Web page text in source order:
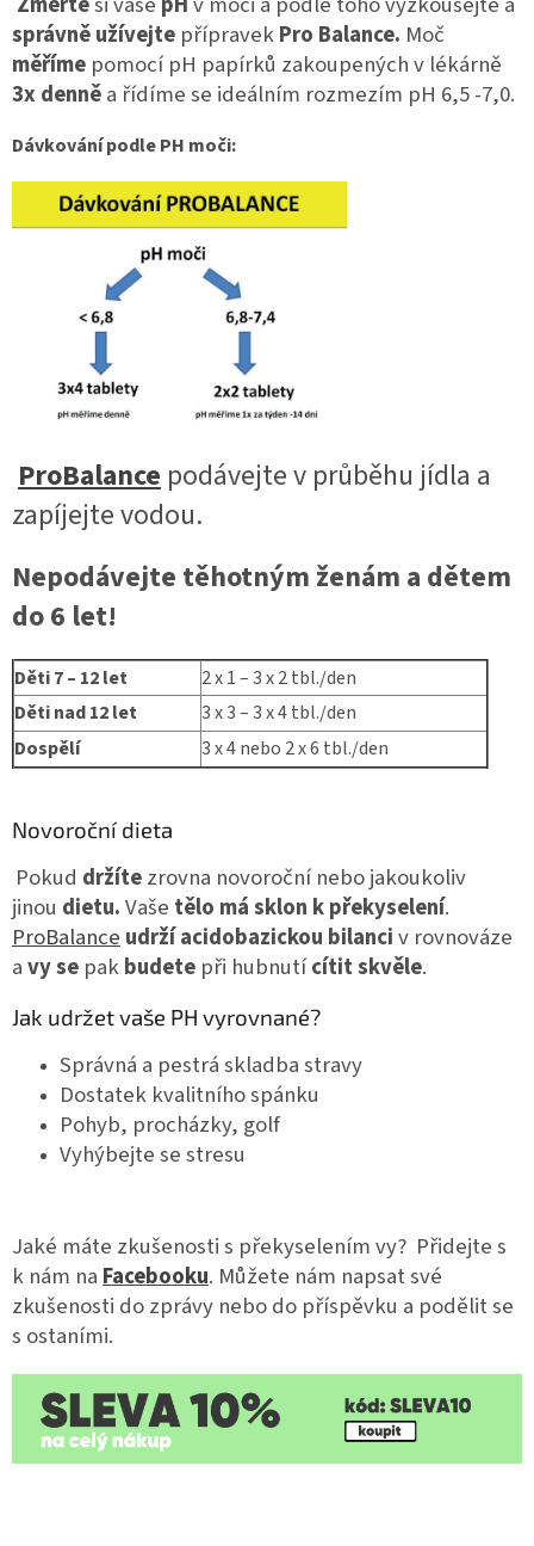
správně užívejte přípravekPro Balance. Moč
měříme pomocí pH papírků zakoupených v lékárně
3x denněa řídíme se ideálním rozmezím pH 6,5 -7,0.
Dávkování podle PH moči:
ProBalance podávejte v průběhu jídla a
zapíjejte vodou.
Nepodávejte těhotným ženám a dětem
do 6 let!
Děti 7 – 12 let
2 x 1 – 3 x 2 tbl./den
Děti nad 12 let
3 x 3 – 3 x 4 tbl./den
Dospělí
3 x 4 nebo 2 x 6 tbl./den
Novoroční dieta
Pokud držítezrovna novoroční nebo jakoukoliv
jinou dietu.Vaše tělo má sklon k překyselení.
ProBalance udrží acidobazickou bilanciv rovnováze
avyse pakbudete při hubnutícítit skvěle.
Jak udržet vaše PH vyrovnané?
Správná a pestrá skladba stravy
Dostatek kvalitního spánku
Pohyb, procházky, golf
Vyhýbejte se stresu
Jaké máte zkušenosti s překyselením vy? Přidejte s
k nám na Facebooku. Můžete nám napsat své
zkušenosti do zprávy nebo do příspěvku a podělit se
s ostaními.